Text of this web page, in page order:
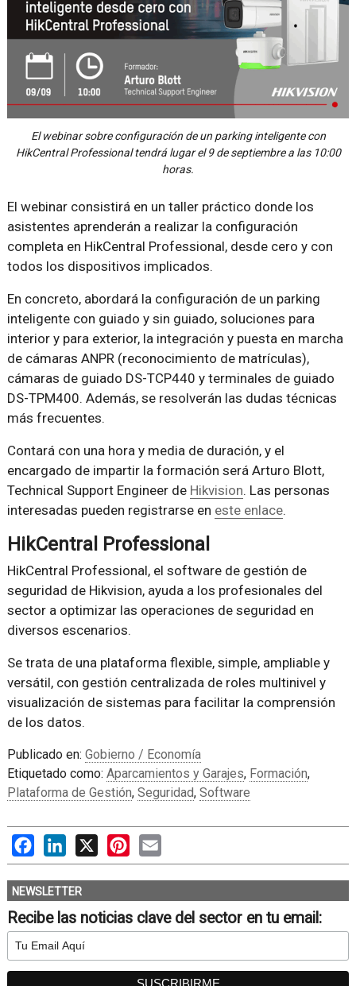
El webinar sobre configuración de un parking inteligente con
HikCentral Professional tendrá lugar el 9 de septiembre a las 10:00
horas.
El webinar consistirá en un taller práctico donde los
asistentes aprenderán a realizar la configuración
completa en HikCentral Professional, desde cero y con
todos los dispositivos implicados.
En concreto, abordará la configuración de un parking
inteligente con guiado y sin guiado, soluciones para
interior y para exterior, la integración y puesta en marcha
de cámaras ANPR (reconocimiento de matrículas),
cámaras de guiado DS-TCP440 y terminales de guiado
DS-TPM400. Además, se resolverán las dudas técnicas
más frecuentes.
Contará con una hora y media de duración, y el
encargado de impartir la formación será Arturo Blott,
Technical Support Engineer de Hikvision. Las personas
interesadas pueden registrarse en este enlace.
HikCentral Professional
HikCentral Professional, el software de gestión de
seguridad de Hikvision, ayuda a los profesionales del
sector a optimizar las operaciones de seguridad en
diversos escenarios.
Se trata de una plataforma flexible, simple, ampliable y
versátil, con gestión centralizada de roles multinivel y
visualización de sistemas para facilitar la comprensión
de los datos.
Publicado en: Gobierno / Economía
Etiquetado como: Aparcamientos y Garajes, Formación,
Plataforma de Gestión, Seguridad, Software
FacebookLinkedIn
X PinterestEmail
NEWSLETTER
Recibe las noticias clave del sector en tu email: